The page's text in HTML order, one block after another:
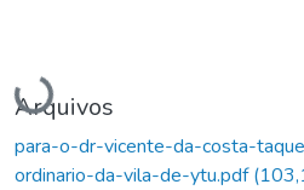
Carregando...
Arquivos
para-o-dr-vicente-da-costa-
ordinario-da-vila-de-ytu.pdf